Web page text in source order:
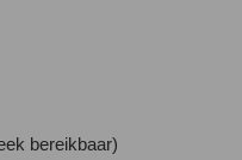
bereikbaar)